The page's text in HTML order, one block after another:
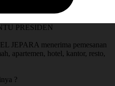
PRESIDEN
JEPARA menerima pemesanan
apartemen, hotel, kantor, resto,
?